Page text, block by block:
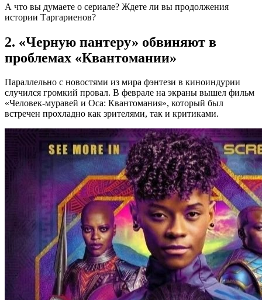
А что вы думаете о сериале? Ждете ли вы продолжения
истории Таргариенов?
2. «Черную пантеру» обвиняют в
проблемах «Квантомании»
Параллельно с новостями из мира фэнтези в киноиндурии
случился громкий провал. В феврале на экраны вышел фильм
«Человек-муравей и Оса: Квантомания», который был
встречен прохладно как зрителями, так и критиками.